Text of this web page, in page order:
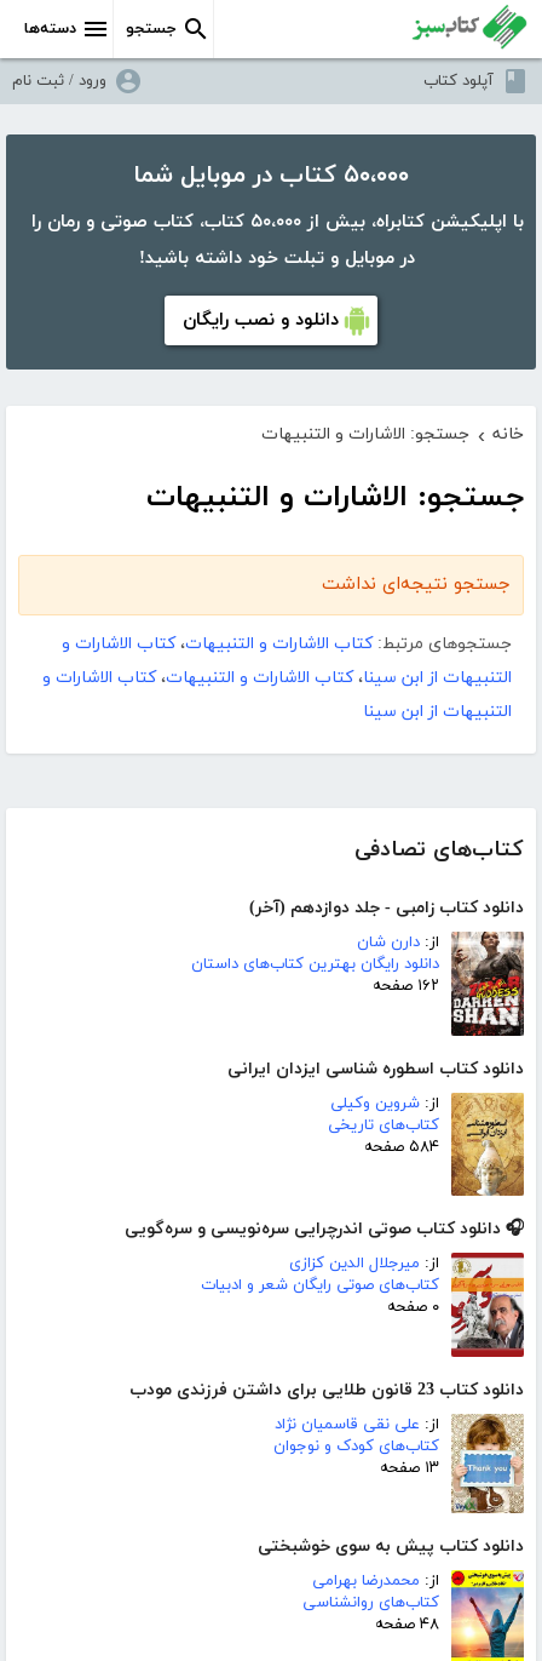
دسته‌ها جستجو
آپلود کتاب ورود / ثبت نام
۵۰،۰۰۰ کتاب در موبایل شما
با اپلیکیشن کتابراه، بیش از ۵۰،۰۰۰ کتاب، کتاب صوتی و رمان را
در موبایل و تبلت خود داشته باشید!
دانلود و نصب رایگان
کتاب‌های تصادفی
دانلود کتاب زامبی - جلد دوازدهم (آخر)
از: دارن شان
دانلود رایگان بهترین کتاب‌های داستان
۱۶۲ صفحه
دانلود کتاب اسطوره شناسی ایزدان ایرانی
از: شروین وکیلی
کتاب‌های تاریخی
۵۸۴ صفحه
🎧 دانلود کتاب صوتی اندرچرایی سره‌نویسی و سره‌گویی
از: میرجلال الدین کزازی
کتاب‌های صوتی رایگان شعر و ادبیات
۰ صفحه
دانلود کتاب 23 قانون طلایی برای داشتن فرزندی مودب
از: علی نقی قاسمیان نژاد
کتاب‌های کودک و نوجوان
۱۳ صفحه
دانلود کتاب پیش به سوی خوشبختی
از: محمدرضا بهرامی
کتاب‌های روانشناسی
۴۸ صفحه
خانه › جستجو: الاشارات و التنبیهات
جستجو: الاشارات و التنبیهات
جستجو نتیجه‌ای نداشت
جستجوهای مرتبط: کتاب الاشارات و التنبیهات،کتاب الاشارات و
التنبیهات از ابن سینا،کتاب الاشارات و التنبیهات،کتاب الاشارات و
التنبیهات از ابن سینا